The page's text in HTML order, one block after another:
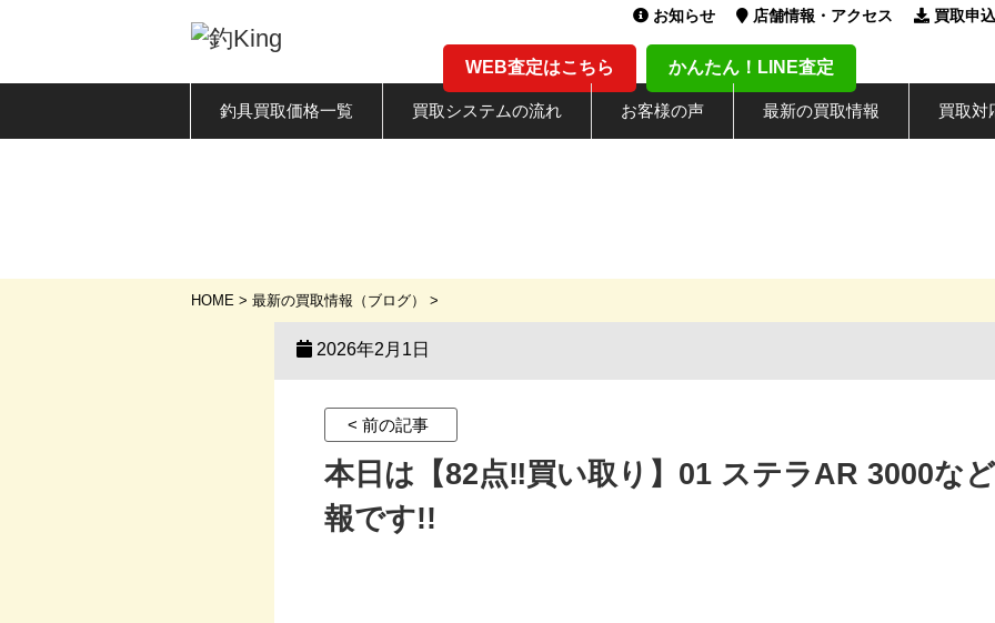
お知らせ 店舗情報・アクセス 買取申
WEB査定はこちら かんたん！LINE査定
釣具買取価格一覧 買取システムの流れ お客様の声 最新の買取情報 買取対
HOME > 最新の買取情報（ブログ） >
2026年2月1日
< 前の記事
本日は【82点‼︎買い取り】01 ステラAR 3000な
報です!!